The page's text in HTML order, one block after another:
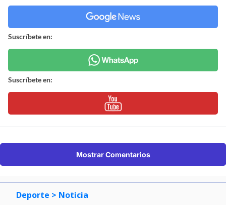
Suscríbete en:
Suscríbete en:
Mostrar Comentarios
Deporte > Noticia